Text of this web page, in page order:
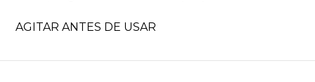
AGITAR ANTES DE USAR